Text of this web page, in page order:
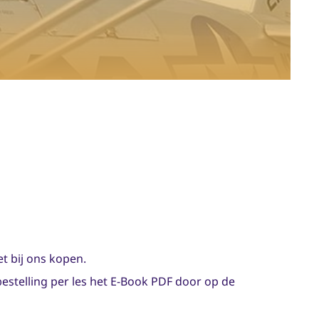
bij ons kopen.
per les het E-Book PDF door op de